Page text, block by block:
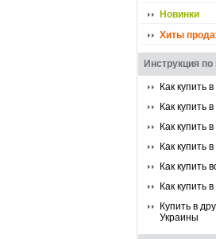
Новинки
Хиты
Инструкция по
Как купить
Как купить
Как купить
Как купить
Как купить
Как купить
Купить в
Украины